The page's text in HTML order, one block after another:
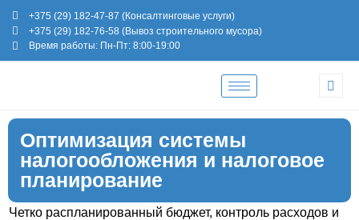
+375 (29) 182-47-87 (Консалтинговые услуги)
+375 (29) 182-76-58 (Вывоз строительного мусора)
Время работы: Пн-Пт: 8:00-19:00
Оптимизация системы
налогообложения и налоговое
планирование
Четко распланированный бюджет, контроль расходов и